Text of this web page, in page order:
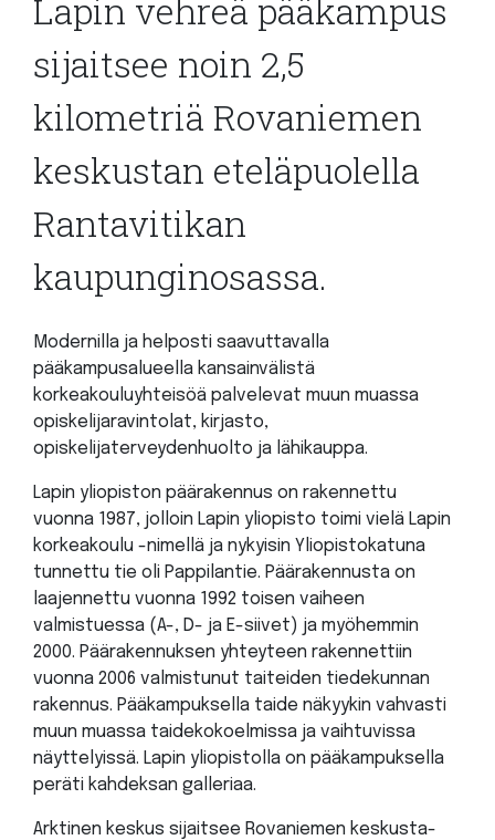
Lapin vehreä pääkampus
sijaitsee noin 2,5
kilometriä Rovaniemen
keskustan eteläpuolella
Rantavitikan
kaupunginosassa.
Modernilla ja helposti saavuttavalla
pääkampusalueella kansainvälistä
korkeakouluyhteisöä palvelevat muun muassa
opiskelijaravintolat, kirjasto,
opiskelijaterveydenhuolto ja lähikauppa.
Lapin yliopiston päärakennus on rakennettu
vuonna 1987, jolloin Lapin yliopisto toimi vielä Lapin
korkeakoulu -nimellä ja nykyisin Yliopistokatuna
tunnettu tie oli Pappilantie. Päärakennusta on
laajennettu vuonna 1992 toisen vaiheen
valmistuessa (A-, D- ja E-siivet) ja myöhemmin
2000. Päärakennuksen yhteyteen rakennettiin
vuonna 2006 valmistunut taiteiden tiedekunnan
rakennus. Pääkampuksella taide näkyykin vahvasti
muun muassa taidekokoelmissa ja vaihtuvissa
näyttelyissä. Lapin yliopistolla on pääkampuksella
peräti kahdeksan galleriaa.
Arktinen keskus sijaitsee Rovaniemen keskusta-